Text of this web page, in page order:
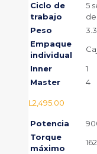
Ciclo de
trabajo
5
Peso
Empaque
individual
Inner
1
Master
4
L2,495.00
Potencia
Torque
máximo